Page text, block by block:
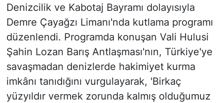
Denizcilik ve Kabotaj Bayramı dolayısıyla
Demre Çayağzı Limanı'nda kutlama programı
düzenlendi. Programda konuşan Vali Hulusi
Şahin Lozan Barış Antlaşması'nın, Türkiye'ye
savaşmadan denizlerde hakimiyet kurma
imkânı tanıdığını vurgulayarak, 'Birkaç
yüzyıldır vermek zorunda kalmış olduğumuz